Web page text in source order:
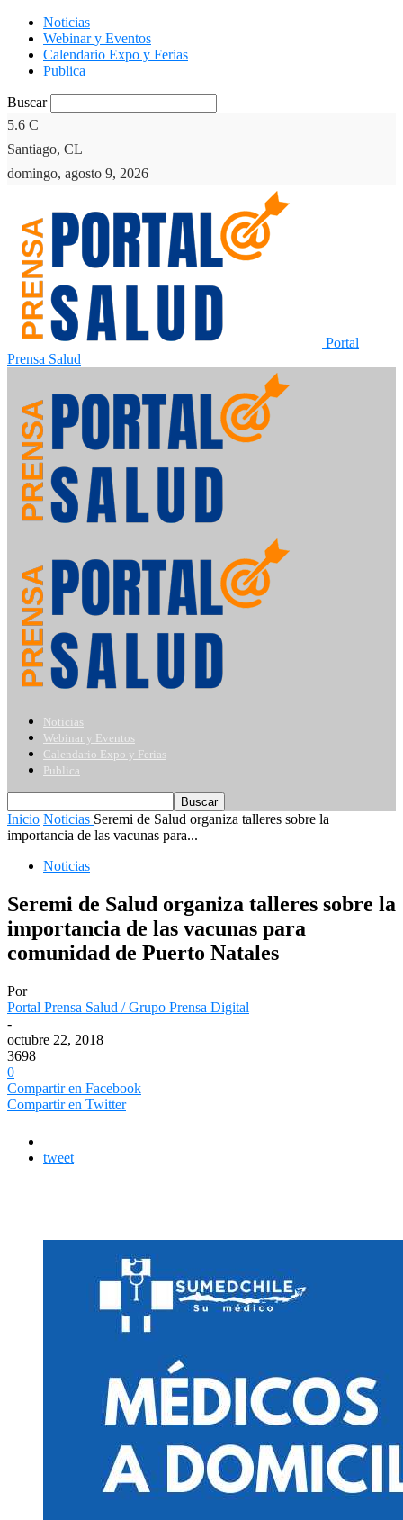
Noticias
Webinar y Eventos
Calendario Expo y Ferias
Publica
Buscar
5.6 C
Santiago, CL
domingo, agosto 9, 2026
Portal
Prensa Salud
Noticias
Webinar y Eventos
Calendario Expo y Ferias
Publica
Inicio Noticias Seremi de Salud organiza talleres sobre la
importancia de las vacunas para...
Noticias
Seremi de Salud organiza talleres sobre la
importancia de las vacunas para
comunidad de Puerto Natales
Por
Portal Prensa Salud / Grupo Prensa Digital
-
octubre 22, 2018
3698
0
Compartir en Facebook
Compartir en Twitter
tweet